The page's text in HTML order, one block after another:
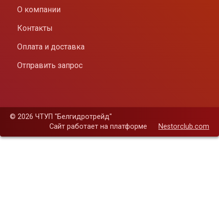
О компании
Контакты
Оплата и доставка
Отправить запрос
© 2026 ЧТУП "Белгидротрейд"
Сайт работает на платформе
Nestorclub.com